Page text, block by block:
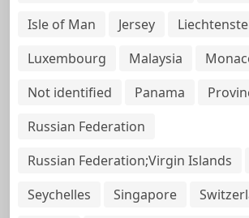
Isle of Man
Jersey
Luxembourg
Malaysia
Not identified
Panama
Russian Federation
Russian Federation;Virgin Islands
Seychelles
Singapore